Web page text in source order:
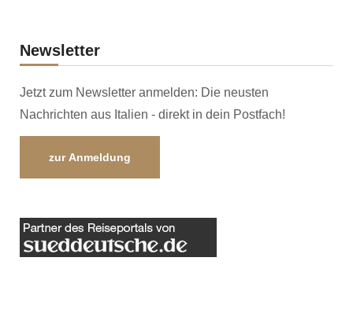
Newsletter
Jetzt zum Newsletter anmelden: Die neusten
Nachrichten aus Italien - direkt in dein Postfach!
zur Anmeldung